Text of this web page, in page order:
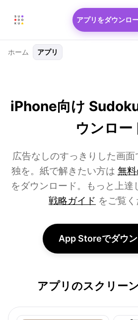
アプリをダウンロ
ホーム アプリ
iPhone向け
ウンロー
広告なしのすっきりした画
独を。紙で解きたい方は 無
をダウンロード。もっと上達
戦略ガイド をご覧く
App Storeでダウ
アプリのスクリー